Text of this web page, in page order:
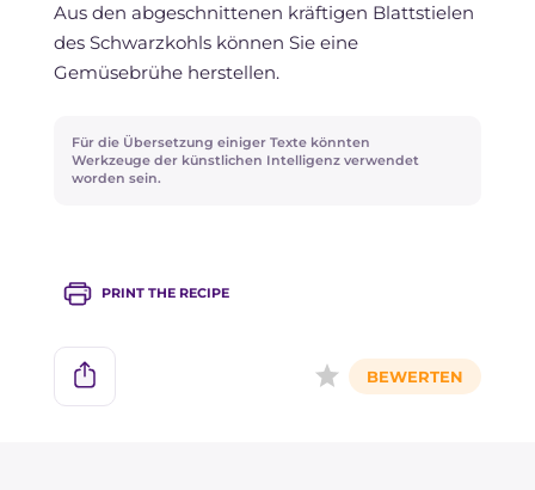
Die Suppe kann eingefroren werden.
Aus den abgeschnittenen kräftigen Blattstielen
des Schwarzkohls können Sie eine
Gemüsebrühe herstellen.
Für die Übersetzung einiger Texte könnten
Werkzeuge der künstlichen Intelligenz verwendet
worden sein.
PRINT THE RECIPE